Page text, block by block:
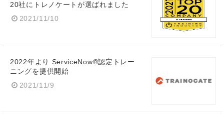
20社にトレノケートが選ばれました
2021/11/10
2022年より ServiceNow®認定トレー
ニングを提供開始
2021/11/9